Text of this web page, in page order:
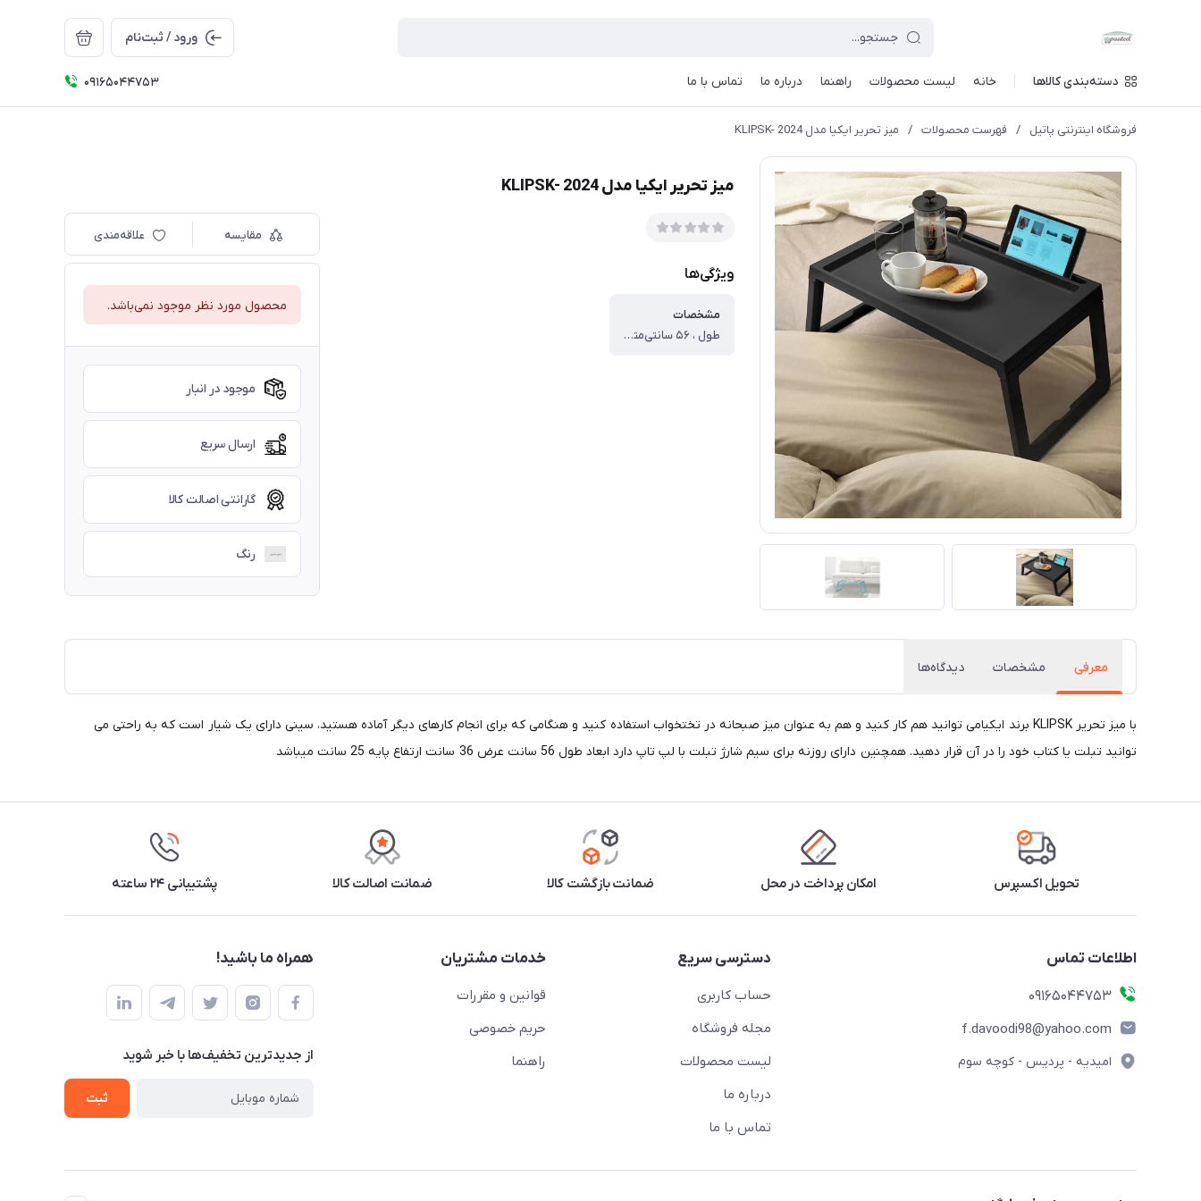
ورود / ثبت‌نام
دسته‌بندی کالاها خانه لیست محصولات راهنما درباره ما تماس با ما 09165044753
فروشگاه اینترنتی پاتیل / فهرست محصولات / میز تحریر ایکیا مدل KLIPSK- 2024
میز تحریر ایکیا مدل KLIPSK- 2024
ویژگی‌ها
مشخصات
طول ، ۵۶ سانتی‌متر ، عرض ، ۳۶ سانتی‌متر ، ارتفاع ، ۲۵ سانتی‌متر ، ویژگی میز ، قابلیت جمع شدن
مقایسه علاقه‌مندی
محصول مورد نظر موجود نمی‌باشد.
موجود در انبار
ارسال سریع
گارانتی اصالت کالا
رنگ
معرفی مشخصات دیدگاه‌ها
با میز تحریر KLIPSK برند ایکیامی توانید هم کار کنید و هم به عنوان میز صبحانه در تختخواب استفاده کنید و هنگامی که برای انجام کارهای دیگر آماده هستید، سینی دارای یک شیار است که به راحتی می
توانید تبلت یا کتاب خود را در آن قرار دهید. همچنین دارای روزنه برای سیم شارژ تبلت با لپ تاپ دارد ابعاد طول 56 سانت عرض 36 سانت ارتفاع پایه 25 سانت میباشد
تحویل اکسپرس امکان پرداخت در محل ضمانت بازگشت کالا ضمانت اصالت کالا پشتیبانی ۲۴ ساعته
اطلاعات تماس
09165044753
f.davoodi98@yahoo.com
امیدیه - پردیس - کوچه سوم
دسترسی سریع
حساب کاربری
مجله فروشگاه
لیست محصولات
درباره ما
تماس با ما
خدمات مشتریان
قوانین و مقررات
حریم خصوصی
راهنما
همراه ما باشید!
از جدید‌ترین تخفیف‌ها با‌ خبر شوید
ثبت